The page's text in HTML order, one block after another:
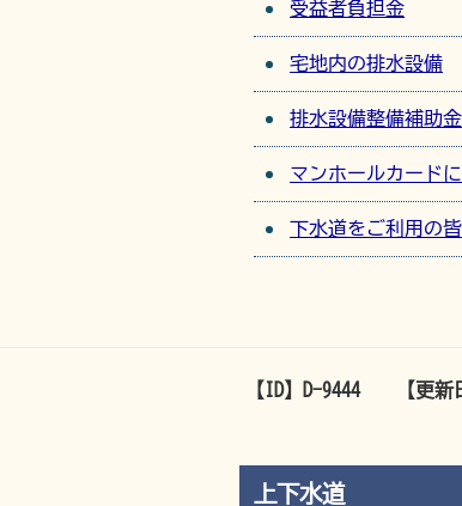
受益者負担金
宅地内の排水設備
排水設備整備補助
マンホールカード
下水道をご利用の
【ID】 D-9444 【更新
上下水道